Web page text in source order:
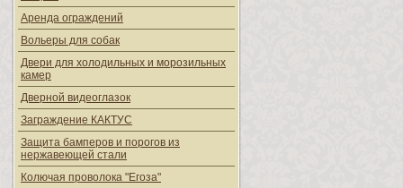
Аренда ограждений
Вольеры для собак
Двери для холодильных и морозильных
камер
Дверной видеоглазок
Заграждение КАКТУС
Защита бамперов и порогов из
нержавеющей стали
Колючая проволока "Егоза"